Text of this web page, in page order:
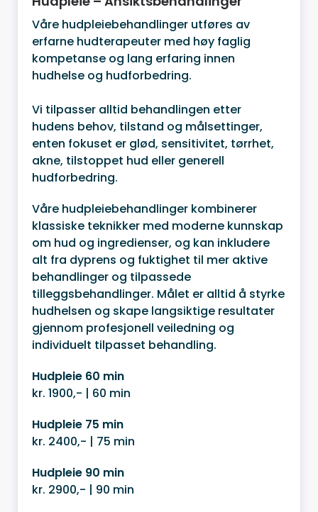
Våre hudpleiebehandlinger utføres av
erfarne hudterapeuter med høy faglig
kompetanse og lang erfaring innen
hudhelse og hudforbedring.
Vi tilpasser alltid behandlingen etter
hudens behov, tilstand og målsettinger,
enten fokuset er glød, sensitivitet, tørrhet,
akne, tilstoppet hud eller generell
hudforbedring.
Våre hudpleiebehandlinger kombinerer
klassiske teknikker med moderne kunnskap
om hud og ingredienser, og kan inkludere
alt fra dyprens og fuktighet til mer aktive
behandlinger og tilpassede
tilleggsbehandlinger. Målet er alltid å styrke
hudhelsen og skape langsiktige resultater
gjennom profesjonell veiledning og
individuelt tilpasset behandling.
Hudpleie 60 min
kr. 1900,- | 60 min
Hudpleie 75 min
kr. 2400,- | 75 min
Hudpleie 90 min
kr. 2900,- | 90 min